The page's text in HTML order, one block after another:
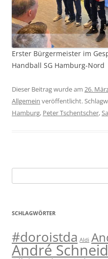
Erster Bürgermeister im
Handball SG Hamburg-Nord
Dieser Beitrag wurde am 26.
Allgemein veröffentlicht.
Hamburg, Peter Tschentscher,
nach:
SCHLAGWÖRTER
#doroistda Aldi
André